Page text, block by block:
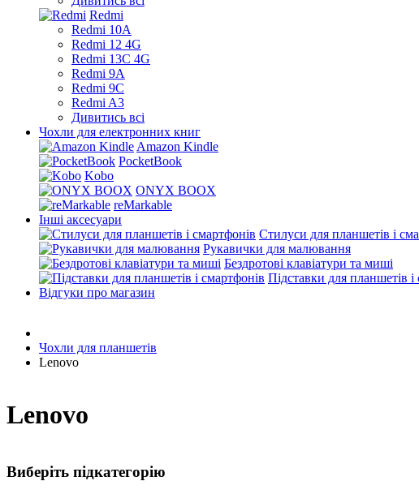
Redmi
Redmi 10A
Redmi 12 4G
Redmi 13C 4G
Redmi 9A
Redmi 9C
Redmi A3
Дивитись всі
Чохли для електронних книг
Amazon Kindle
PocketBook
Kobo
ONYX BOOX
reMarkable
Інші аксесуари
Стилуси для планшетів і
Рукавички для малювання
Бездротові клавіатури та миші
Підставки для планшетів і
Відгуки про магазин
Чохли для планшетів
Lenovo
Lenovo
Виберіть підкатегорію